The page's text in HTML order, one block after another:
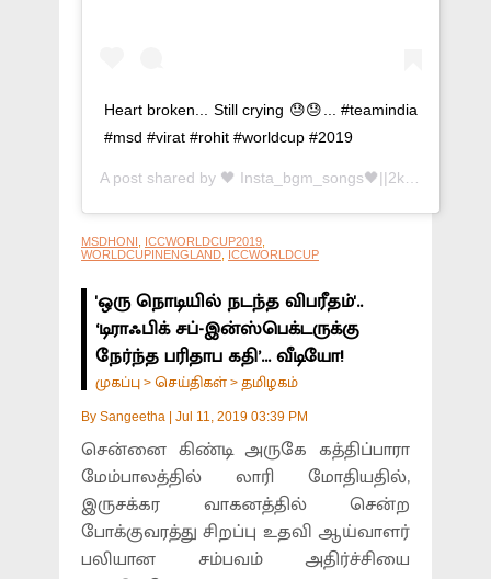
Heart broken... Still crying 😓😓... #teamindia
#msd #virat #rohit #worldcup #2019
A post shared by 🖤 Insta_bgm_songs🖤||2k||
MSDHONI ICCWORLDCUP2019
WORLDCUPINENGLAND ICCWORLDCUP
'ஒரு நொடியில் நடந்த விபரீதம்'..
‘டிராஃபிக் சப்-இன்ஸ்பெக்டருக்கு
நேர்ந்த பரிதாப கதி’... வீடியோ!
முகப்பு > செய்திகள் > தமிழகம்
By Sangeetha | Jul 11, 2019 03:39 PM
சென்னை கிண்டி அருகே கத்திப்பாரா
மேம்பாலத்தில் லாரி மோதியதில்,
இருசக்கர வாகனத்தில் சென்ற
போக்குவரத்து சிறப்பு உதவி ஆய்வாளர்
பலியான சம்பவம் அதிர்ச்சியை